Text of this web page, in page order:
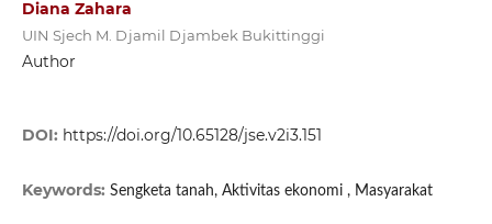
Diana Zahara
UIN Sjech M. Djamil Djambek Bukittinggi
Author
DOI: https://doi.org/10.65128/jse.v2i3.151
Keywords: Sengketa tanah, Aktivitas ekonomi , Masyarakat